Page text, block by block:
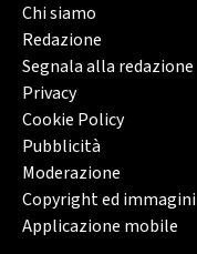
Chi siamo
Redazione
Segnala alla redazione
Privacy
Cookie Policy
Pubblicità
Moderazione
Copyright ed immagini
Applicazione mobile